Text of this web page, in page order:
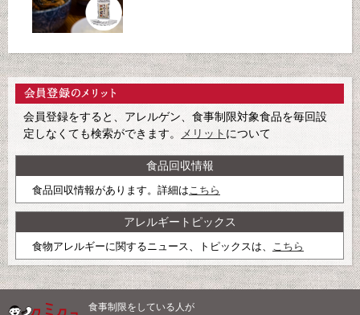
会員登録をすると、アレルゲン、食事制限対象食品を毎回設
定しなくても検索ができます。 メリット について
食品回収情報
食品回収情報があります。詳細はこちら
アレルギートピックス
食物アレルギーに関するニュース、トピックスは、 こちら
食事制限をしている人が